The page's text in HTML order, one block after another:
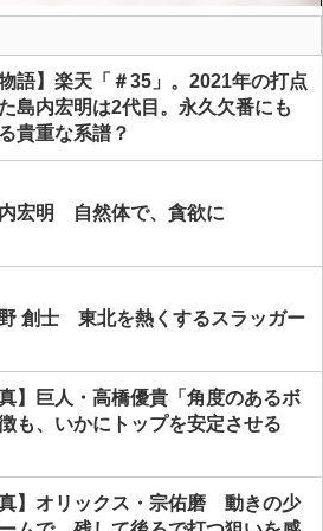
物語】楽天「＃35」。2021年の打点
島内宏明は2代目。永久欠番にも
貴重な系譜？
宏明 自然体で、貪欲に
創士 東北を熱くするスラッガー
真】巨人・高橋優貴「角度のあるボ
も、いかにトップを安定させる
真】オリックス・宗佑磨 動きの少